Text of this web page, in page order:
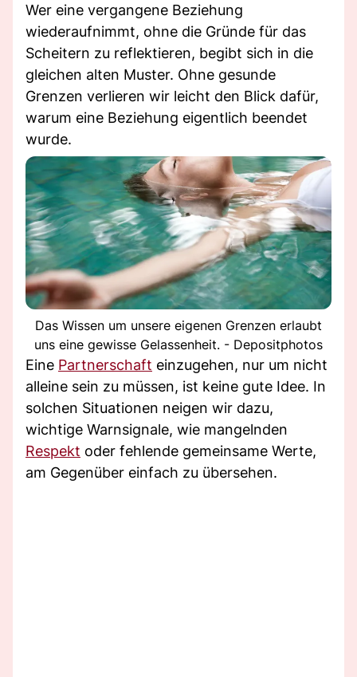
Wer eine vergangene Beziehung
wiederaufnimmt, ohne die Gründe für das
Scheitern zu reflektieren, begibt sich in die
gleichen alten Muster. Ohne gesunde
Grenzen verlieren wir leicht den Blick dafür,
warum eine Beziehung eigentlich beendet
wurde.
Das Wissen um unsere eigenen Grenzen erlaubt
uns eine gewisse Gelassenheit. - Depositphotos
Eine Partnerschaft einzugehen, nur um nicht
alleine sein zu müssen, ist keine gute Idee. In
solchen Situationen neigen wir dazu,
wichtige Warnsignale, wie mangelnden
Respekt oder fehlende gemeinsame Werte,
am Gegenüber einfach zu übersehen.